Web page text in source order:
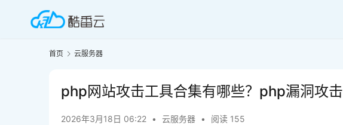
首页 云服务器
php网站攻击工具合集有哪些？php漏洞攻
2026年3月18日 06:22 • 云服务器 • 阅读 155